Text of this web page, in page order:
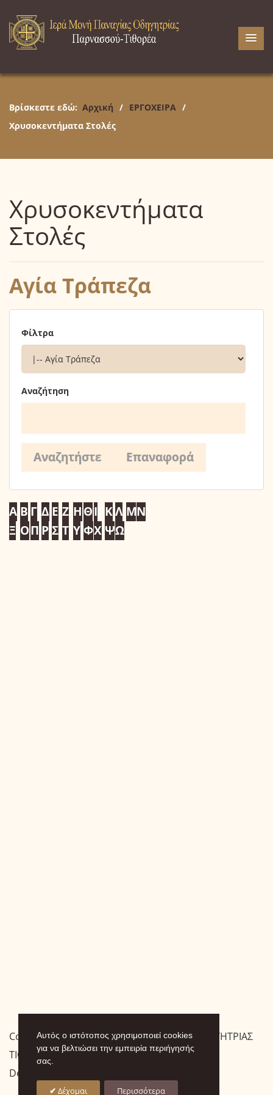
Βρίσκεστε εδώ: Αρχική / ΕΡΓΟΧΕΙΡΑ /
Χρυσοκεντήματα Στολές
Χρυσοκεντήματα
Στολές
Αγία Τράπεζα
Φίλτρα
Αναζήτηση
Α Β Γ Δ Ε Ζ ΗΘΙ ΚΛ ΜΝ
Ξ ΟΠ Ρ Σ Τ Υ ΦΧ ΨΩ
Copyright © 2026 ΙΕΡΑ ΜΟΝΗ ΠΑΝΑΓΙΑΣ ΟΔΗΓΗΤΡΙΑΣ
ΤΙΘΟΡΕΑΣ
Designed by
Αυτός ο ιστότοπος χρησιμοποιεί cookies
για να βελτιώσει την εμπειρία περιήγησής
σας.
Δέχομαι Περισσότερα